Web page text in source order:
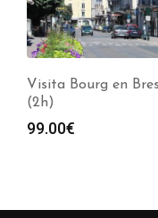
Visita Bourg en
(2h)
99.00€